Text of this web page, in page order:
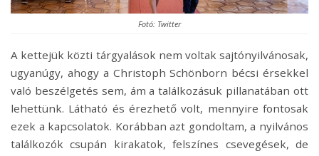
Fotó: Twitter
A kettejük közti tárgyalások nem voltak sajtónyilvánosak,
ugyanúgy, ahogy a Christoph Schönborn bécsi érsekkel
való beszélgetés sem, ám a találkozásuk pillanatában ott
lehettünk. Látható és érezhető volt, mennyire fontosak
ezek a kapcsolatok. Korábban azt gondoltam, a nyilvános
találkozók csupán kirakatok, felszínes csevegések, de